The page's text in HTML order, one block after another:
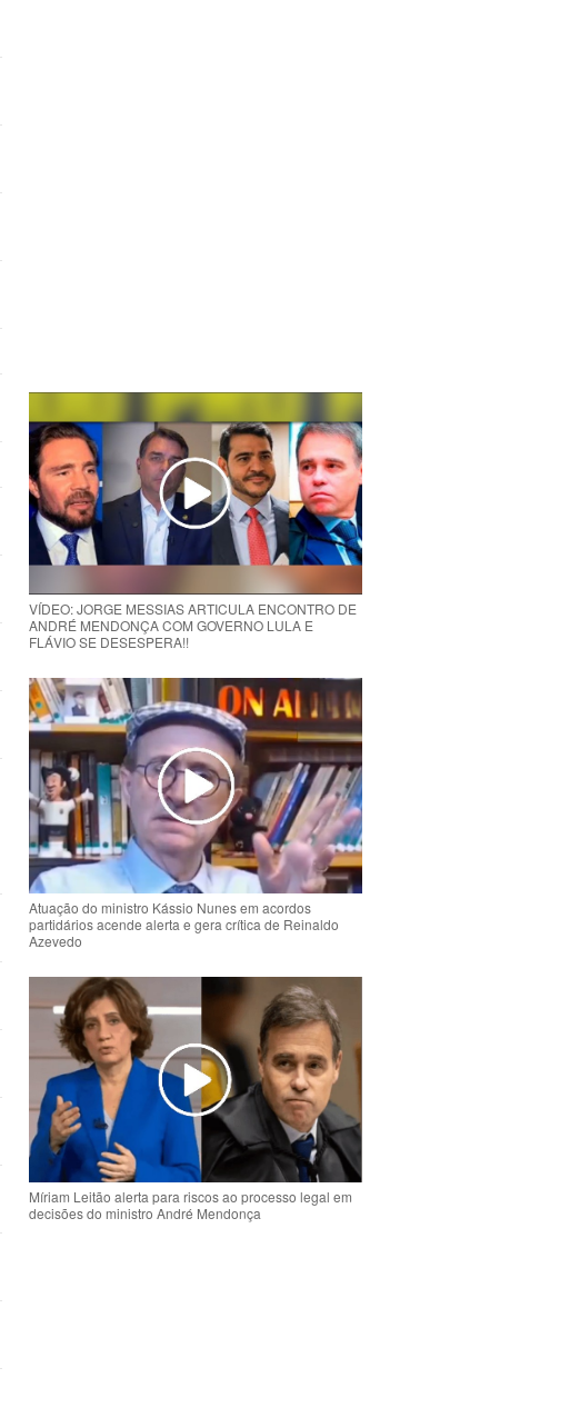
VÍDEO: JORGE MESSIAS ARTICULA ENCONTRO DE
ANDRÉ MENDONÇA COM GOVERNO LULA E
FLÁVIO SE DESESPERA!!
Atuação do ministro Kássio Nunes em acordos
partidários acende alerta e gera crítica de Reinaldo
Azevedo
Míriam Leitão alerta para riscos ao processo legal em
decisões do ministro André Mendonça